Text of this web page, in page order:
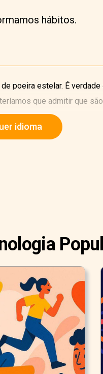
hábitos.
poeira estelar. É
que admitir que
idioma